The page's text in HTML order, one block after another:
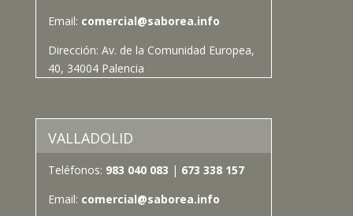
Email: comercial@saborea.info
Dirección: Av. de la Comunidad Europea,
40, 34004 Palencia
VALLADOLID
Teléfonos: 983 040 083 | 673 338 157
Email: comercial@saborea.info